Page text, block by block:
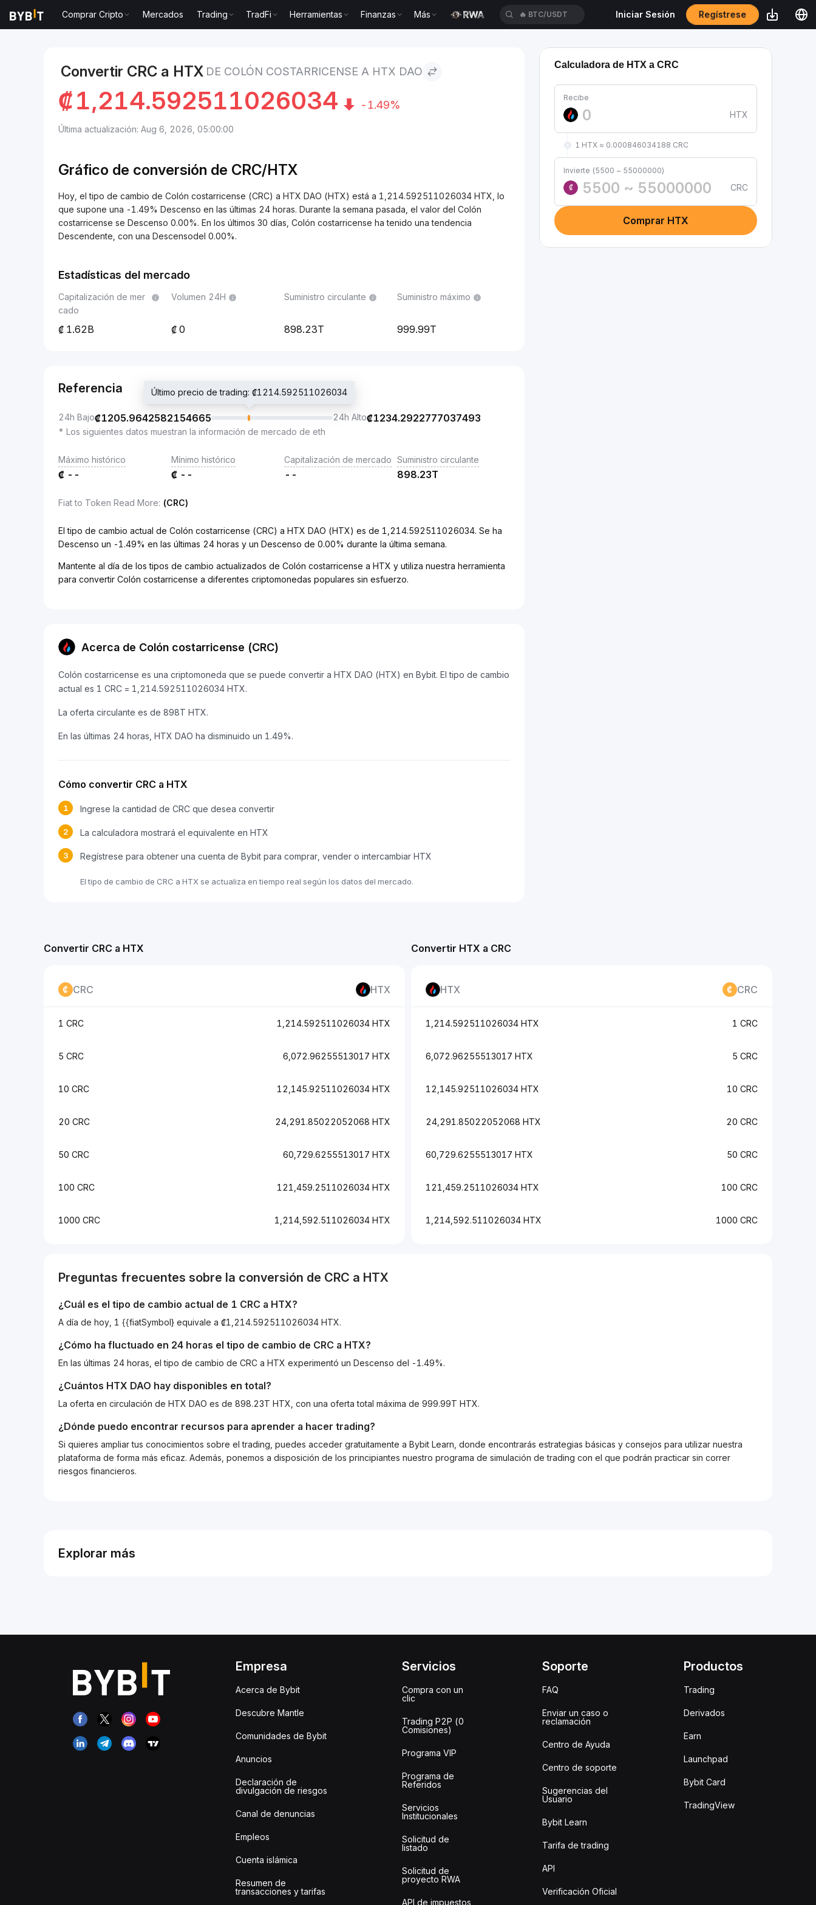
Comprar Cripto Mercados Trading TradFi Herramientas Finanzas Más 🔥 XAUT/USDT Iniciar Sesión Regístrese
Convertir CRC a HTX DE COLÓN COSTARRICENSE A HTX DAO
₡1,214.592511026034 -1.49%
Última actualización: Aug 6, 2026, 05:00:00
Gráfico de conversión de CRC/HTX
Hoy, el tipo de cambio de Colón costarricense (CRC) a HTX DAO (HTX) está a 1,214.592511026034 HTX, lo
que supone una -1.49% Descenso en las últimas 24 horas. Durante la semana pasada, el valor del Colón
costarricense se Descenso 0.00%. En los últimos 30 días, Colón costarricense ha tenido una tendencia
Descendente, con una Descensodel 0.00%.
Estadísticas del mercado
Capitalización de mer
cado
1.62B
Volumen 24H
0
Suministro circulante
898.23T
Suministro máximo
999.99T
Referencia
24h Bajo₡1205.9642582154665
Último precio de trading: ₡1214.592511026034
24h Alto₡1234.2922777037493
* Los siguientes datos muestran la información de mercado de eth
Máximo histórico
₡ --
Mínimo histórico
₡ --
Capitalización de mercado
--
Suministro circulante
898.23T
Fiat to Token Read More: (CRC)
El tipo de cambio actual de Colón costarricense (CRC) a HTX DAO (HTX) es de 1,214.592511026034. Se ha
Descenso un -1.49% en las últimas 24 horas y un Descenso de 0.00% durante la última semana.
Mantente al día de los tipos de cambio actualizados de Colón costarricense a HTX y utiliza nuestra herramienta
para convertir Colón costarricense a diferentes criptomonedas populares sin esfuerzo.
Acerca de Colón costarricense (CRC)
Colón costarricense es una criptomoneda que se puede convertir a HTX DAO (HTX) en Bybit. El tipo de cambio
actual es 1 CRC = 1,214.592511026034 HTX.
La oferta circulante es de 898T HTX.
En las últimas 24 horas, HTX DAO ha disminuido un 1.49%.
Cómo convertir CRC a HTX
1 Ingrese la cantidad de CRC que desea convertir
2 La calculadora mostrará el equivalente en HTX
3 Regístrese para obtener una cuenta de Bybit para comprar, vender o intercambiar HTX
El tipo de cambio de CRC a HTX se actualiza en tiempo real según los datos del mercado.
Calculadora de HTX a CRC
Recibe
HTX
1 HTX ≈ 0.000846034188 CRC
Invierte (5500 ~ 55000000)
₡
CRC
Comprar HTX
Convertir HTX a CRC
HTX CRC
1,214.592511026034 HTX 1 CRC
6,072.96255513017 HTX 5 CRC
12,145.92511026034 HTX 10 CRC
24,291.85022052068 HTX 20 CRC
60,729.6255513017 HTX 50 CRC
121,459.2511026034 HTX 100 CRC
1,214,592.511026034 HTX 1000 CRC
Convertir CRC a HTX
CRC HTX
1 CRC 1,214.592511026034 HTX
5 CRC 6,072.96255513017 HTX
10 CRC 12,145.92511026034 HTX
20 CRC 24,291.85022052068 HTX
50 CRC 60,729.6255513017 HTX
100 CRC 121,459.2511026034 HTX
1000 CRC 1,214,592.511026034 HTX
Preguntas frecuentes sobre la conversión de CRC a HTX
¿Cuál es el tipo de cambio actual de 1 CRC a HTX?
A día de hoy, 1 {{fiatSymbol} equivale a ₡1,214.592511026034 HTX.
¿Cómo ha fluctuado en 24 horas el tipo de cambio de CRC a HTX?
En las últimas 24 horas, el tipo de cambio de CRC a HTX experimentó un Descenso del -1.49%.
¿Cuántos HTX DAO hay disponibles en total?
La oferta en circulación de HTX DAO es de 898.23T HTX, con una oferta total máxima de 999.99T HTX.
¿Dónde puedo encontrar recursos para aprender a hacer trading?
Si quieres ampliar tus conocimientos sobre el trading, puedes acceder gratuitamente a Bybit Learn, donde encontrarás estrategias básicas y consejos para utilizar nuestra
plataforma de forma más eficaz. Además, ponemos a disposición de los principiantes nuestro programa de simulación de trading con el que podrán practicar sin correr
riesgos financieros.
Explorar más
Empresa
Acerca de Bybit
Descubre Mantle
Comunidades de Bybit
Anuncios
Declaración de
divulgación de riesgos
Canal de denuncias
Empleos
Cuenta islámica
Resumen de
transacciones y tarifas
Servicios
Compra con un
clic
Trading P2P (0
Comisiones)
Programa VIP
Programa de
Referidos
Servicios
Institucionales
Solicitud de
listado
Solicitud de
proyecto RWA
API de impuestos
Soporte
FAQ
Enviar un caso o
reclamación
Centro de Ayuda
Centro de soporte
Sugerencias del
Usuario
Bybit Learn
Tarifa de trading
API
Verificación Oficial
Productos
Trading
Derivados
Earn
Launchpad
Bybit Card
TradingView